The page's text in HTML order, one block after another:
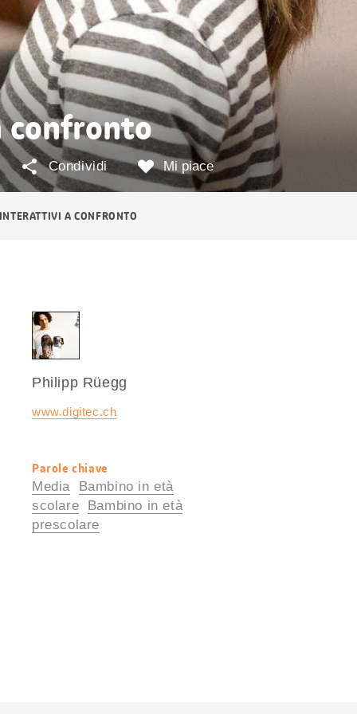
A CONFRONTO
Mi piace
Condividi
Philipp Rüegg
www.digitec.ch
Informazioni
utili
Parole chiave
Media
Bambino in età
scolare
Bambino in età
prescolare